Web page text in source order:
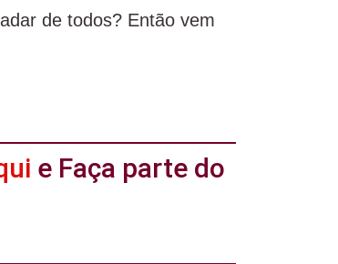
de todos? Então vem
e Faça parte do